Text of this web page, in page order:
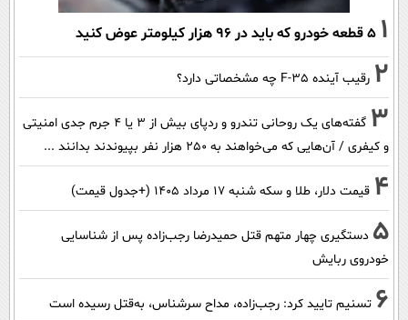
1 ۵ قطعه خودرو که باید در ۹۶ هزار کیلومتر عوض کنید
2 رقیب آینده F-35 چه مشخصاتی دارد؟
3
گفته‌های یک روحانی تندرو و ردپای بیش از ۳ یا ۴ جرم جدی امنیتی
و کیفری / آن‌هایی که می‌خواهند به ۲۵۰ هزار نفر بپیوندند بدانند ...
4 قیمت دلار، طلا و سکه شنبه ۱۷ مرداد ۱۴۰۵ (+جدول قیمت)
5 دستگیری چهار متهم قتل حمیدرضا رجب‌زاده پس از شناسایی
خودروی ربایش
6 تسنیم تایید کرد: رجب‌زاده، مداح سرشناس، به‌قتل رسیده است